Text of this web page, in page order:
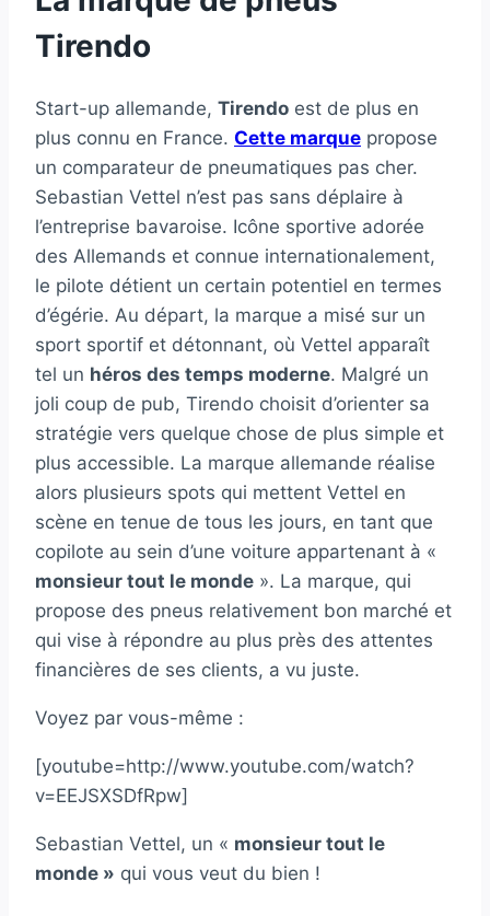
Tirendo
Start-up allemande, Tirendo est de plus en
plus connu en France. Cette marque propose
un comparateur de pneumatiques pas cher.
Sebastian Vettel n’est pas sans déplaire à
l’entreprise bavaroise. Icône sportive adorée
des Allemands et connue internationalement,
le pilote détient un certain potentiel en termes
d’égérie. Au départ, la marque a misé sur un
sport sportif et détonnant, où Vettel apparaît
tel un héros des temps moderne. Malgré un
joli coup de pub, Tirendo choisit d’orienter sa
stratégie vers quelque chose de plus simple et
plus accessible. La marque allemande réalise
alors plusieurs spots qui mettent Vettel en
scène en tenue de tous les jours, en tant que
copilote au sein d’une voiture appartenant à «
monsieur tout le monde ». La marque, qui
propose des pneus relativement bon marché et
qui vise à répondre au plus près des attentes
financières de ses clients, a vu juste.
Voyez par vous-même :
[youtube=http://www.youtube.com/watch?
v=EEJSXSDfRpw]
Sebastian Vettel, un « monsieur tout le
monde » qui vous veut du bien !